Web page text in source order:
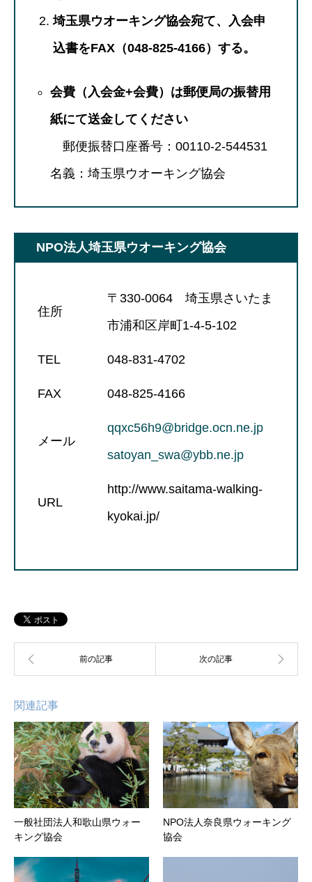
埼玉県ウオーキング協会宛て、入会申
込書をFAX（048-825-4166）する。
会費（入会金+会費）は郵便局の振替用
紙にて送金してください
郵便振替口座番号：00110-2-544531
名義：埼玉県ウオーキング協会
NPO法人埼玉県ウオーキング協会
住所
〒330-0064 埼玉県さいたま
市浦和区岸町1-4-5-102
TEL 048-831-4702
FAX 048-825-4166
メール
qqxc56h9@bridge.ocn.ne.jp
satoyan_swa@ybb.ne.jp
URL
http://www.saitama-walking-
kyokai.jp/
関連記事
一般社団法人和歌山県ウォー
キング協会
NPO法人奈良県ウォーキング
協会